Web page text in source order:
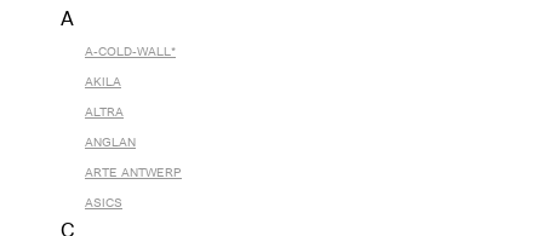
A
A-COLD-WALL*
AKILA
ALTRA
ANGLAN
ARTE ANTWERP
ASICS
C